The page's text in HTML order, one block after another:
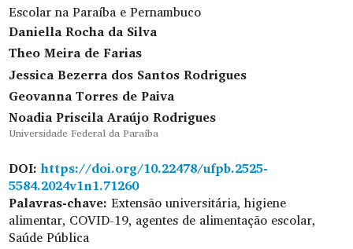
Escolar na Paraíba e Pernambuco
Daniella Rocha da Silva
Theo Meira de Farias
Jessica Bezerra dos Santos Rodrigues
Geovanna Torres de Paiva
Noadia Priscila Araújo Rodrigues
Universidade Federal da Paraíba
DOI:https://doi.org/10.22478/ufpb.2525-
5584.2024v1n1.71260
Palavras-chave:Extensão universitária, higiene
alimentar, COVID-19, agentes de alimentação escolar,
Saúde Pública